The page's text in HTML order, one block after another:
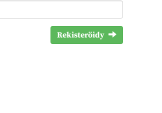
Rekisteröidy